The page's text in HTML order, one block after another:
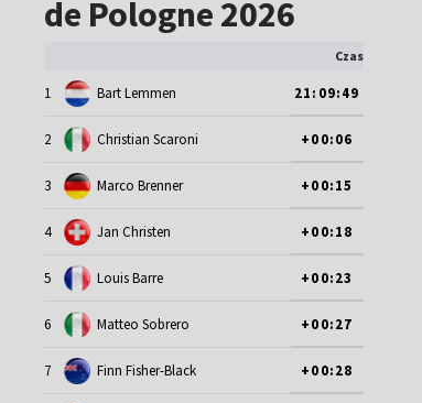
de Pologne 2026
Czas
1 Bart Lemmen 21:09:49
2 Christian Scaroni +00:06
3 Marco Brenner +00:15
4 Jan Christen +00:18
5 Louis Barre +00:23
6 Matteo Sobrero +00:27
7 Finn Fisher-Black +00:28